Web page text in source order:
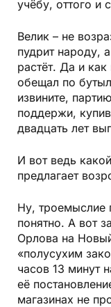
учёбу, оттого и
Велик – не
пудрит народу,
растёт. Да и
обещал по
извините,
поддержи,
двадцать лет
И вот ведь
предлагает
Ну, троемыслие
понятно. А вот
Орлова на
«полусухим
часов 13 минут
её
магазинах не